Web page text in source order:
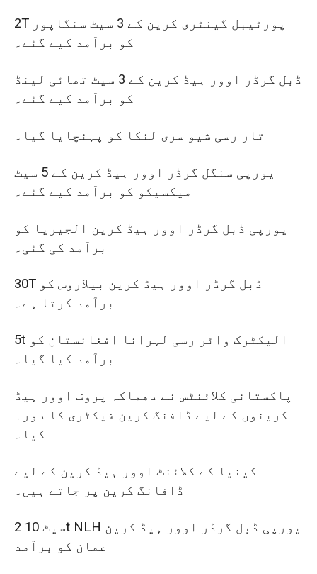
2T پورٹیبل گینٹری کرین کے 3 سیٹ سنگاپور
کو برآمد کیے گئے۔
ڈبل گرڈر اوور ہیڈ کرین کے 3 سیٹ تھائی لینڈ
کو برآمد کیے گئے۔
تار رسی شیو سری لنکا کو پہنچایا گیا۔
یورپی سنگل گرڈر اوور ہیڈ کرین کے 5 سیٹ
میکسیکو کو برآمد کیے گئے۔
یورپی ڈبل گرڈر اوور ہیڈ کرین الجیریا کو
برآمد کی گئی۔
30T ڈبل گرڈر اوور ہیڈ کرین بیلاروس کو
برآمد کرتا ہے۔
5t الیکٹرک وائر رسی لہرانا افغانستان کو
برآمد کیا گیا۔
پاکستانی کلائنٹس نے دھماکہ پروف اوور ہیڈ
کرینوں کے لیے ڈافنگ کرین فیکٹری کا دورہ
کیا۔
کینیا کے کلائنٹ اوور ہیڈ کرین کے لیے
ڈافانگ کرین پر جاتے ہیں۔
2 سیٹ 10t NLH یورپی ڈبل گرڈر اوور ہیڈ کرین
عمان کو برآمد